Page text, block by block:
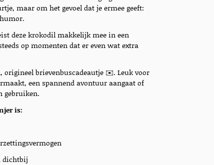
maar om het gevoel dat je ermee geeft:
deze krokodil makkelijk mee in een
op momenten dat er even wat extra
brievenbuscadeautje ✉️. Leuk voor
een spannend avontuur aangaat of
gebruiken.
is:
dichtbij